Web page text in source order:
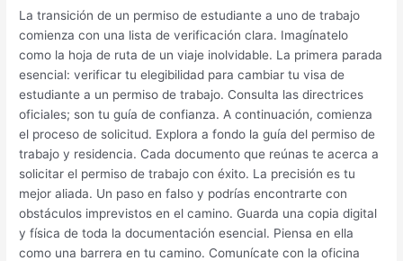
La transición de un permiso de estudiante a uno de trabajo
comienza con una lista de verificación clara. Imagínatelo
como la hoja de ruta de un viaje inolvidable. La primera parada
esencial: verificar tu elegibilidad para cambiar tu visa de
estudiante a un permiso de trabajo. Consulta las directrices
oficiales; son tu guía de confianza. A continuación, comienza
el proceso de solicitud. Explora a fondo la guía del permiso de
trabajo y residencia. Cada documento que reúnas te acerca a
solicitar el permiso de trabajo con éxito. La precisión es tu
mejor aliada. Un paso en falso y podrías encontrarte con
obstáculos imprevistos en el camino. Guarda una copia digital
y física de toda la documentación esencial. Piensa en ella
como una barrera en tu camino. Comunícate con la oficina